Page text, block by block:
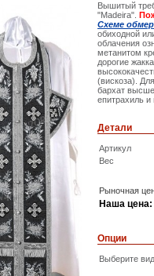
Вышитый
"Madeira".
Схеме
обиходной
облачения
метанитом
дорогие
(вискоза).
бархат
епитрахиль и
Детали
Артикул
Вес
Рыночная
Наша цена:
Опции
Выберите